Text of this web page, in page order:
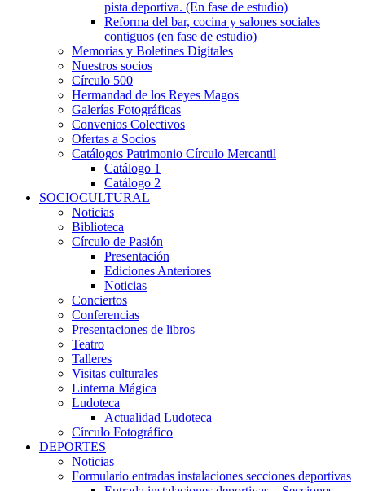
pista deportiva. (En fase de estudio)
Reforma del bar, cocina y salones sociales
contiguos (en fase de estudio)
Memorias y Boletines Digitales
Nuestros socios
Círculo 500
Hermandad de los Reyes Magos
Galerías Fotográficas
Convenios Colectivos
Ofertas a Socios
Catálogos Patrimonio Círculo Mercantil
Catálogo 1
Catálogo 2
SOCIOCULTURAL
Noticias
Biblioteca
Círculo de Pasión
Presentación
Ediciones Anteriores
Noticias
Conciertos
Conferencias
Presentaciones de libros
Teatro
Talleres
Visitas culturales
Linterna Mágica
Ludoteca
Actualidad Ludoteca
Círculo Fotográfico
DEPORTES
Noticias
Formulario entradas instalaciones secciones deportivas